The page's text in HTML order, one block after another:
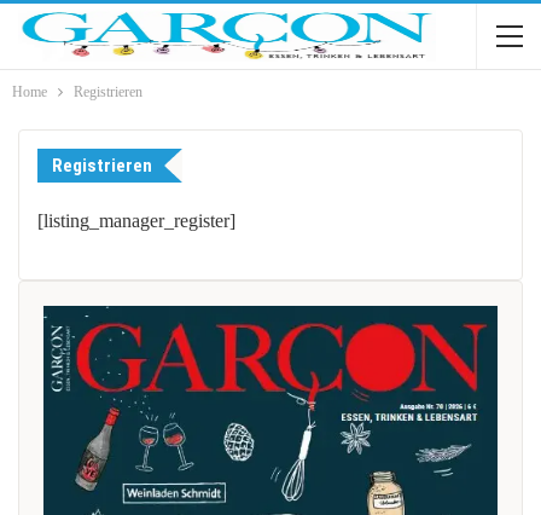
Home Registrieren
Registrieren
[listing_manager_register]